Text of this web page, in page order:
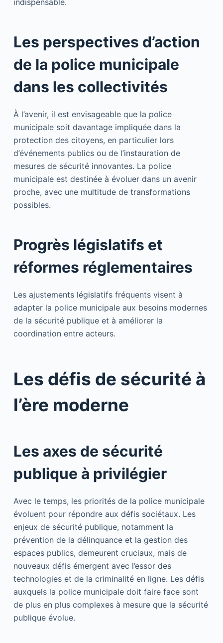
Les perspectives d’action
de la police municipale
dans les collectivités
À l’avenir, il est envisageable que la police
municipale soit davantage impliquée dans la
protection des citoyens, en particulier lors
d’événements publics ou de l’instauration de
mesures de sécurité innovantes. La police
municipale est destinée à évoluer dans un avenir
proche, avec une multitude de transformations
possibles.
Progrès législatifs et
réformes réglementaires
Les ajustements législatifs fréquents visent à
adapter la police municipale aux besoins modernes
de la sécurité publique et à améliorer la
coordination entre acteurs.
Les défis de sécurité à
l’ère moderne
Les axes de sécurité
publique à privilégier
Avec le temps, les priorités de la police municipale
évoluent pour répondre aux défis sociétaux. Les
enjeux de sécurité publique, notamment la
prévention de la délinquance et la gestion des
espaces publics, demeurent cruciaux, mais de
nouveaux défis émergent avec l’essor des
technologies et de la criminalité en ligne. Les défis
auxquels la police municipale doit faire face sont
de plus en plus complexes à mesure que la sécurité
publique évolue.